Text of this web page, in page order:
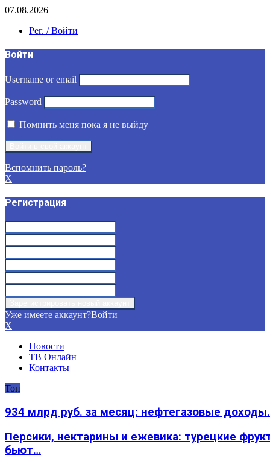
07.08.2026
Рег. / Войти
Войти
Username or email
Password
Помнить меня пока я не выйду
Вспомнить пароль?
X
Регистрация
Уже имеете аккаунт?Войти
X
Новости
ТВ Онлайн
Контакты
Топ
934 млрд руб. за месяц: нефтегазовые
Персики, нектарины и ежевика: турецкие
бьют…